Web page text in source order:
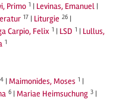
Primo 1 | Levinas, Emanuel |
17 | Liturgie 26 |
Carpio, Felix 1 | LSD 1 | Lullus,
1
4 | Maimonides, Moses 1 |
6 | Mariae Heimsuchung 3 |